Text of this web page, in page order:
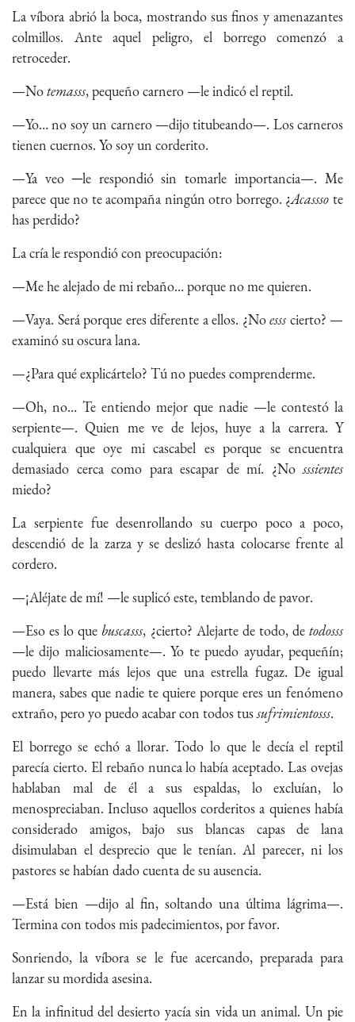
La víbora abrió la boca, mostrando sus finos y amenazantes
colmillos. Ante aquel peligro, el borrego comenzó a
retroceder.
—Notemasss, pequeño carnero —le indicó el reptil.
—Yo… no soy un carnero —dijo titubeando—. Los carneros
tienen cuernos. Yo soy un corderito.
—Ya veo ─le respondió sin tomarle importancia—. Me
parece que no te acompaña ningún otro borrego. ¿Acassso te
has perdido?
La cría le respondió con preocupación:
—Me he alejado de mi rebaño… porque no me quieren.
—Vaya. Será porque eres diferente a ellos. ¿Noesss cierto? —
examinó su oscura lana.
—¿Para qué explicártelo? Tú no puedes comprenderme.
—Oh, no… Te entiendo mejor que nadie —le contestó la
serpiente—. Quien me ve de lejos, huye a la carrera. Y
cualquiera que oye mi cascabel es porque se encuentra
demasiado cerca como para escapar de mí. ¿Nosssientes
miedo?
La serpiente fue desenrollando su cuerpo poco a poco,
descendió de la zarza y se deslizó hasta colocarse frente al
cordero.
—¡Aléjate de mí! —le suplicó este, temblando de pavor.
—Eso es lo que buscasss, ¿cierto? Alejarte de todo, detodosss
—le dijo maliciosamente—. Yo te puedo ayudar, pequeñín;
puedo llevarte más lejos que una estrella fugaz. De igual
manera, sabes que nadie te quiere porque eres un fenómeno
extraño, pero yo puedo acabar con todos tussufrimientosss.
El borrego se echó a llorar. Todo lo que le decía el reptil
parecía cierto. El rebaño nunca lo había aceptado. Las ovejas
hablaban mal de él a sus espaldas, lo excluían, lo
menospreciaban. Incluso aquellos corderitos a quienes había
considerado amigos, bajo sus blancas capas de lana
disimulaban el desprecio que le tenían. Al parecer, ni los
pastores se habían dado cuenta de su ausencia.
—Está bien —dijo al fin, soltando una última lágrima—.
Termina con todos mis padecimientos, por favor.
Sonriendo, la víbora se le fue acercando, preparada para
lanzar su mordida asesina.
En la infinitud del desierto yacía sin vida un animal. Un pie